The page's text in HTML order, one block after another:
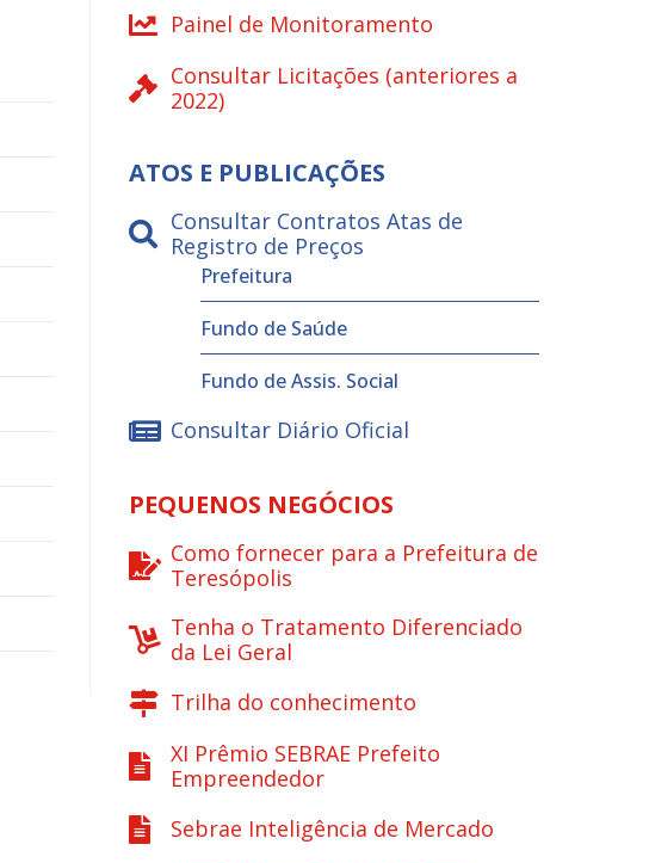
Painel de Monitoramento
Consultar Licitações (anteriores a
2022)
ATOS E PUBLICAÇÕES
Consultar Contratos Atas de
Registro de Preços
Prefeitura
Fundo de Saúde
Fundo de Assis. Social
Consultar Diário Oficial
PEQUENOS NEGÓCIOS
Como fornecer para a Prefeitura de
Teresópolis
Tenha o Tratamento Diferenciado
da Lei Geral
Trilha do conhecimento
XI Prêmio SEBRAE Prefeito
Empreendedor
Sebrae Inteligência de Mercado